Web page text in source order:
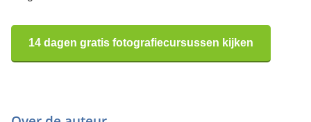
14 dagen gratis fotografiecursussen kijken